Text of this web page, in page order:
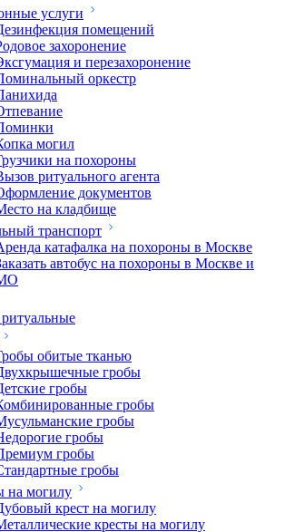
услуги
помещений
захоронение
и перезахоронение
оркестр
могил
на похороны
ритуального агента
документов
на кладбище
транспорт
катафалка на похороны в Москве
автобус на похороны в Москве и
обитые тканью
гробы
гробы
гробы
гробы
гробы
гробы
гробы
на могилу
крест на могилу
кресты на могилу